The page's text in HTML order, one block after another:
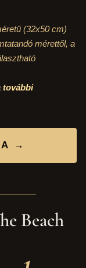
(32x50 cm)
mérettől, a
további
→
Beach